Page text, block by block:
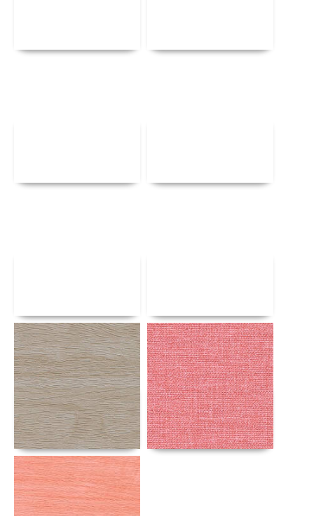
Αναλυτικά Αναλυτικά
Αναλυτικά Αναλυτικά
Αναλυτικά Αναλυτικά
Αναλυτικά Αναλυτικά